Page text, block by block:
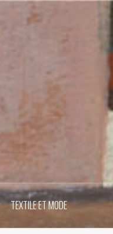
TEXTILE ET MODE